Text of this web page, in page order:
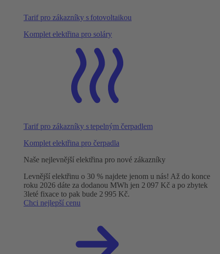
Tarif pro zákazníky s fotovoltaikou
Komplet elektřina pro soláry
Tarif pro zákazníky s tepelným čerpadlem
Komplet elektřina pro čerpadla
Naše nejlevnější elektřina pro nové zákazníky
Levnější elektřinu o 30 % najdete jenom u nás! Až do konce
roku 2026 dáte za dodanou MWh jen 2 097 Kč a po zbytek
3leté fixace to pak bude 2 995 Kč.
Chci nejlepší cenu